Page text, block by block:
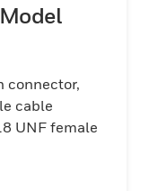
connector,
cable
UNF female